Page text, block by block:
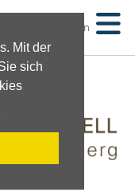
Mit der
sich
Suchen